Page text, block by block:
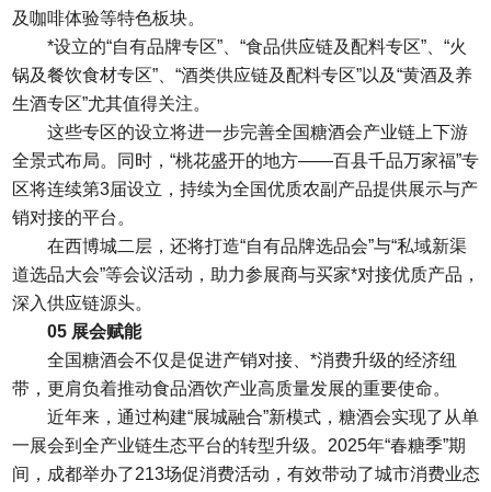
及咖啡体验等特色板块。
*设立的“自有品牌专区”、“食品供应链及配料专区”、“火
锅及餐饮食材专区”、“酒类供应链及配料专区”以及“黄酒及养
生酒专区”尤其值得关注。
这些专区的设立将进一步完善全国糖酒会产业链上下游
全景式布局。同时，“桃花盛开的地方——百县千品万家福”专
区将连续第3届设立，持续为全国优质农副产品提供展示与产
销对接的平台。
在西博城二层，还将打造“自有品牌选品会”与“私域新渠
道选品大会”等会议活动，助力参展商与买家*对接优质产品，
深入供应链源头。
05 展会赋能
全国糖酒会不仅是促进产销对接、*消费升级的经济纽
带，更肩负着推动食品酒饮产业高质量发展的重要使命。
近年来，通过构建“展城融合”新模式，糖酒会实现了从单
一展会到全产业链生态平台的转型升级。2025年“春糖季”期
间，成都举办了213场促消费活动，有效带动了城市消费业态